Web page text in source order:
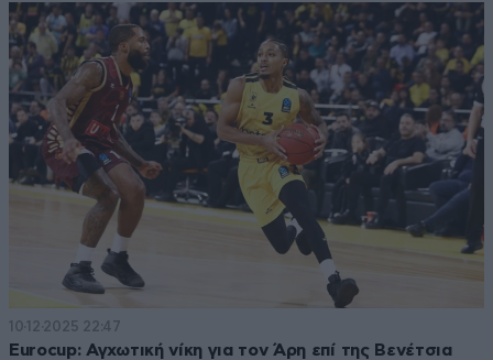
10·12·2025 22:47
Eurocup: Αγχωτική νίκη για τον Άρη επί της Βενέτσια